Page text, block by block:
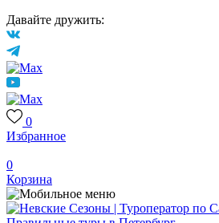
Давайте дружить:
0
Избранное
0
Корзина